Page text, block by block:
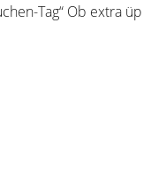
Tag“ Ob